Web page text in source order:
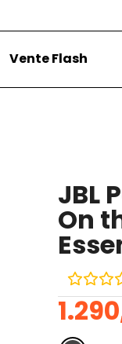
Vente Flash
JBL
On